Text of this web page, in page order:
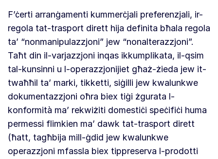
F’ċerti arranġamenti kummerċjali preferenzjali, ir-
regola tat-trasport dirett hija definita bħala regola
ta’ “nonmanipulazzjoni” jew “nonalterazzjoni”.
Taħt din il-varjazzjoni inqas ikkumplikata, il-qsim
tal-kunsinni u l-operazzjonijiet għaż-żieda jew it-
twaħħil ta’ marki, tikketti, siġilli jew kwalunkwe
dokumentazzjoni oħra biex tiġi żgurata l-
konformità ma’ rekwiżiti domestiċi speċifiċi huma
permessi flimkien ma’ dawk tat-trasport dirett
(ħatt, tagħbija mill-ġdid jew kwalunkwe
operazzjoni mfassla biex tippreserva l-prodotti